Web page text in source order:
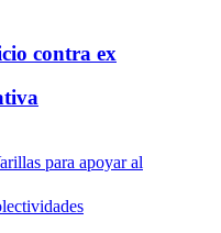
contra ex